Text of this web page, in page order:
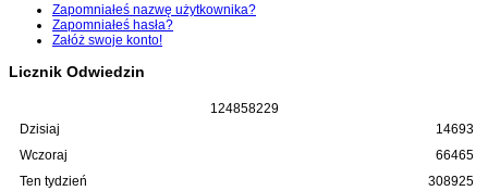
Zapomniałeś nazwę użytkownika?
Zapomniałeś hasła?
Załóż swoje konto!
Licznik Odwiedzin
124858229
Dzisiaj
Wczoraj
Ten tydzień
14693
66465
308925